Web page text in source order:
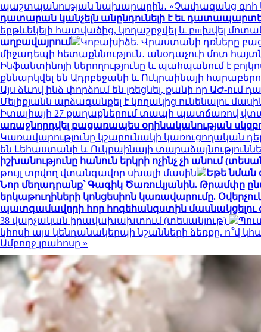
պաշտպանության նախարարին․ «Չափազանց գոհ
դատարան կանչելն անընդունելի է եւ
երթևեկելի հատվածից, կողաշրջվել և բшխվել
աղբավայրում
Կոբախիձե. Վրաստանի դռները բաց
միջադեպի հետաքննություն․ անօդաչուի մոտ
Ինֆանտինոյի ներողությունը և պահպանում է
քննարկվել են Ադրբեջանի և Ուկրաինայի
Այս ձևով ինձ փորձում են լռեցնել, քանի որ ԱԺ-ում
Մելիքյանն արձագանքել է կողակից ունենալու
Իտալիայի 27 քաղաքներում տապի պատճառով
առաջնորդվել բացառապես օրինականության
Կառավարությունը կշարունակի կառուցողական
են Լեհաստանի և Ուկրաինայի
իշխանությունը հանուն երկրի ոչինչ չի անում
թույլ տրվող վտանգավոր սխալի մասին
Եթե նման
Նոր մեղադրանք՝ Գագիկ Ծառուկյանին. Թրամփը
երկաթուղիների կոնցեսիոն կառավարումը.
պատգամավորի հոր հոգեհանգստին
38 վարչական իրավախախտում (տեսանյութ)
կհոսի այս կենդանակերպի նշանների ձեռքը. ո՞վ
Ամբողջ լրահոսը »